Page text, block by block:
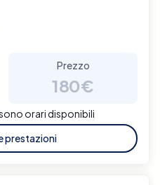
Prezzo
180€
orari disponibili
prestazioni